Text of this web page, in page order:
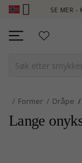
SE MER - KLIKK
Former Dråpe
Lange